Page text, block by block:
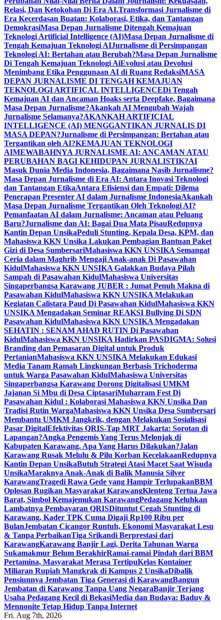
Relasi, Dan Ketokohan Di Era AI.Transformasi Jurnalisme di
Era Kecerdasan Buatan: Kolaborasi, Etika, dan Tantangan
DemokrasiMasa Depan Jurnalisme Ditengah Kemajuan
Teknologi Artificial Intelligence (AI)Masa Depan Jurnalisme di
Tengah Kemajuan Teknologi AIJurnalisme di Persimpangan
Teknologi AI: Bertahan atau Berubah?Masa Depan Jurnalisme
Di Tengah Kemajuan Teknologi AiEvolusi atau Devolusi
Menimbang Etika Penggunaan AI di Ruang RedaksiMASA
DEPAN JURNALISME DI TENGAH KEMAJUAN
TEKNOLOGI ARTIFICAL INTELLIGENCEDi Tengah
Kemajuan AI dan Ancaman Hoaks serta Deepfake, Bagaimana
Masa Depan Jurnalisme?Akankah AI Mengubah Wajah
Jurnalisme Selamanya?AKANKAH ARTIFICIAL
INTELLIGENCE (AI) MENGGANTIKAN JURNALIS DI
MASA DEPAN?Jurnalisme di Persimpangan: Bertahan atau
Tergantikan oleh AI?KEMAJUAN TEKNOLOGI
AIMEWABAHNYA JURNALISME AI: ANCAMAN ATAU
PERUBAHAN BAGI KEHIDUPAN JURNALISTIK?AI
Masuk Dunia Media Indonesia, Bagaimana Nasib Jurnalisme?
Masa Depan Jurnalisme di Era AI: Antara Inovasi Teknologi
dan Tantangan EtikaAntara Efisiensi dan Empati: Dilema
Penerapan Presenter AI dalam Jurnalisme IndonesiaAkankah
Masa Depan Jurnalisme Tergantikan Oleh Teknologi AI?
Pemanfaatan AI dalam Jurnalisme: Ancaman atau Peluang
Baru?Jurnalisme dan AI: Bagai Dua Mata PisauRedupnya
Kantin Depan UnsikaPeduli Stunting, Kepala Desa, KPM, dan
Mahasiswa KKN Unsika Lakukan Pembagian Bantuan Paket
Gizi di Desa SumbersariMahasiswa KKN UNSIKA Semangat
Ceria dalam Maghrib Mengaji Anak-anak Di Pasawahan
KidulMahasiswa KKN UNSIKA Galakkan Budaya Pilah
Sampah di Pasawahan KidulMahasiswa Universitas
Singaperbangsa Karawang JUBER : Jumat Penuh Makna di
Pasawahan KidulMahasiswa KKN UNSIKA Melakukan
Kegiatan Calistara Paud Di Pasawahan KidulMahasiswa KKN
UNSIKA Mengadakan Seminar REAKSI Bullying Di SDN
Pasawahan KidulMahasiswa KKN UNSIKA Mengadakan
SEHATIN : SENAM AHAD RUTIN Di Pasawahan
KidulMahasiswa KKN UNSIKA Hadirkan PASDIGMA: Solusi
Branding dan Pemasaran Digital untuk Produk
PertanianMahasiswa KKN UNSIKA Melakukan Edukasi
Media Tanam Ramah Lingkungan Berbasis Trichoderma
untuk Warga Pasawahan KidulMahasiswa Universitas
Singaperbangsa Karawang Dorong Digitalisasi UMKM
Jajanan Si Mbu di Desa CiptasariMuharram Fest Di
Pasawahan Kidul : Kolaborasi Mahasiswa KKN Unsika Dan
Tradisi Rutin WargaMahasiswa KKN Unsika Desa Sumbersari
Membantu UMKM Jangkrik, dengan Melakukan Sosialisasi
Pasar DigitalEfektivitas QRIS-Tap MRT Jakarta: Sorotan di
Lapangan?Angka Pengemis Yang Terus Melonjak di
Kabupaten Karawang. Apa Yang Harus Dilakukan?Jalan
Karawang Rusak Melulu & Pilu Korban KecelakaanRedupnya
Kantin Depan UnsikaButuh Strategi Atasi Macet Saat Wisuda
UnsikaMaraknya Anak-Anak di Balik Manusia Silver
KarawangTragedi Rawa Gede yang Hampir TerlupakanBBM
Oplosan Rugikan Masyarakat KarawangKlenteng Tertua Jawa
Barat, Simbol Kemajemukan KarawangPedagang Keluhkan
Lambatnya Pembayaran QRISDituntut Cegah Stunting di
Karawang, Kader TPK Cuma Digaji Rp100 Ribu per
BulanJembatan Cicangor Runtuh, Ekonomi Masyarakat Lesu
& Tanpa PerbaikanTiga Srikandi Berprestasi dari
KarawangKarawang Banjir Lagi, Derita Tahunan Warga
Sukamakmur Belum BerakhirRamai-ramai Pindah dari BBM
Pertamina, Masyarakat Merasa TertipuKelas Kontainer
Miliaran Rupiah Mangkrak di Kampus 2 UnsikaDibalik
Pensiunnya Jembatan Tiga Generasi di KarawangBangun
Jembatan di Karawang Tanpa Uang NegaraBanjir Terjang
Usaha Pedagang Kecil di BekasiMedia dan Budaya: Baduy &
Mennonite Tetap Hidup Tanpa Internet
Fri. Aug 7th, 2026